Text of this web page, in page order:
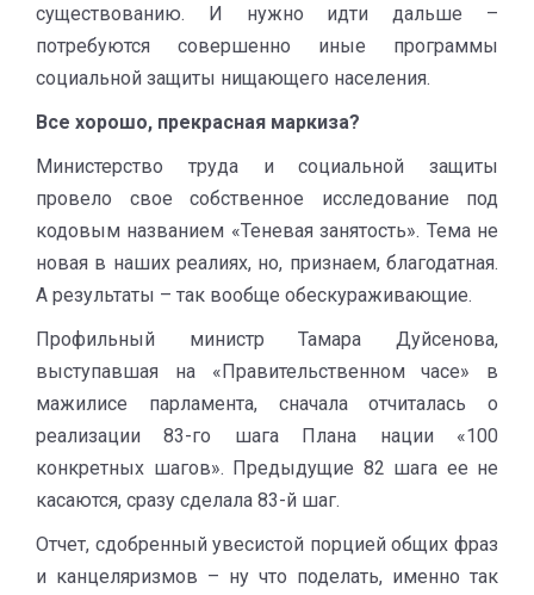
существованию. И нужно идти дальше –
потребуются совершенно иные программы
социальной защиты нищающего населения.
Все хорошо, прекрасная маркиза?
Министерство труда и социальной защиты
провело свое собственное исследование под
кодовым названием «Теневая занятость». Тема не
новая в наших реалиях, но, признаем, благодатная.
А результаты – так вообще обескураживающие.
Профильный министр Тамара Дуйсенова,
выступавшая на «Правительственном часе» в
мажилисе парламента, сначала отчиталась о
реализации 83-го шага Плана нации «100
конкретных шагов». Предыдущие 82 шага ее не
касаются, сразу сделала 83-й шаг.
Отчет, сдобренный увесистой порцией общих фраз
и канцеляризмов – ну что поделать, именно так